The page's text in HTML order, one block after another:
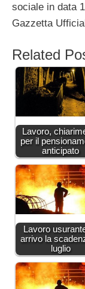
sociale in data
Gazzetta
Related
Lavoro,
per il
anticipato
Lavoro
arrivo la
luglio